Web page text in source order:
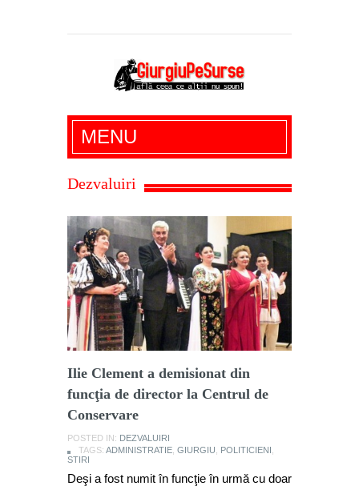
Giurgiu Pe Surse – actualitate giurgiu,
administratie giurgiu, stiri politice, social
economic, editoriale giurgiu, dezvaluiri,
MENU
Dezvaluiri
Ilie Clement a demisionat din
funcţia de director la Centrul de
Conservare
POSTED IN: DEZVALUIRI
TAGS: ADMINISTRATIE GIURGIU POLITICIENI
STIRI
Deşi a fost numit în funcţie în urmă cu doar